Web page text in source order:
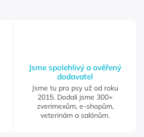
Jsme spolehlivý a ověřený
dodavatel
Jsme tu pro psy už od roku
2015. Dodali jsme 300+
zverimexům, e-shopům,
veterinám a salónům.